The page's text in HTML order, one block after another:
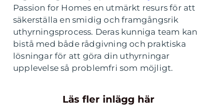
Passion for Homes en utmärkt resurs för att
säkerställa en smidig och framgångsrik
uthyrningsprocess. Deras kunniga team kan
bistå med både rådgivning och praktiska
lösningar för att göra din uthyrningar
upplevelse så problemfri som möjligt.
Läs fler inlägg här